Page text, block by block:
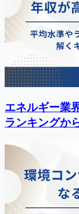
エネルギー業
ランキングか